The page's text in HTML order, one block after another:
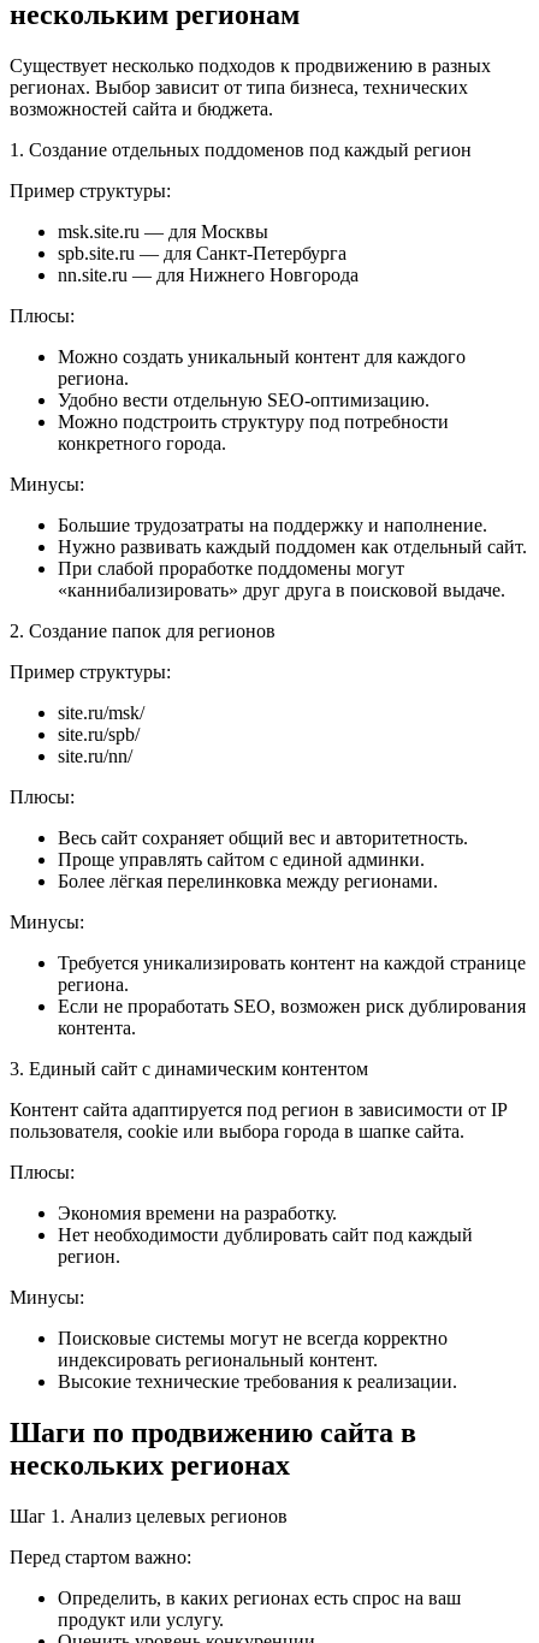
нескольким регионам
Существует несколько подходов к продвижению в разных
регионах. Выбор зависит от типа бизнеса, технических
возможностей сайта и бюджета.
1. Создание отдельных поддоменов под каждый регион
Пример структуры:
msk.site.ru — для Москвы
spb.site.ru — для Санкт-Петербурга
nn.site.ru — для Нижнего Новгорода
Плюсы:
Можно создать уникальный контент для каждого
региона.
Удобно вести отдельную SEO-оптимизацию.
Можно подстроить структуру под потребности
конкретного города.
Минусы:
Большие трудозатраты на поддержку и наполнение.
Нужно развивать каждый поддомен как отдельный сайт.
При слабой проработке поддомены могут
«каннибализировать» друг друга в поисковой выдаче.
2. Создание папок для регионов
Пример структуры:
site.ru/msk/
site.ru/spb/
site.ru/nn/
Плюсы:
Весь сайт сохраняет общий вес и авторитетность.
Проще управлять сайтом с единой админки.
Более лёгкая перелинковка между регионами.
Минусы:
Требуется уникализировать контент на каждой странице
региона.
Если не проработать SEO, возможен риск дублирования
контента.
3. Единый сайт с динамическим контентом
Контент сайта адаптируется под регион в зависимости от IP
пользователя, cookie или выбора города в шапке сайта.
Плюсы:
Экономия времени на разработку.
Нет необходимости дублировать сайт под каждый
регион.
Минусы:
Поисковые системы могут не всегда корректно
индексировать региональный контент.
Высокие технические требования к реализации.
Шаги по продвижению сайта в
нескольких регионах
Шаг 1. Анализ целевых регионов
Перед стартом важно:
Определить, в каких регионах есть спрос на ваш
продукт или услугу.